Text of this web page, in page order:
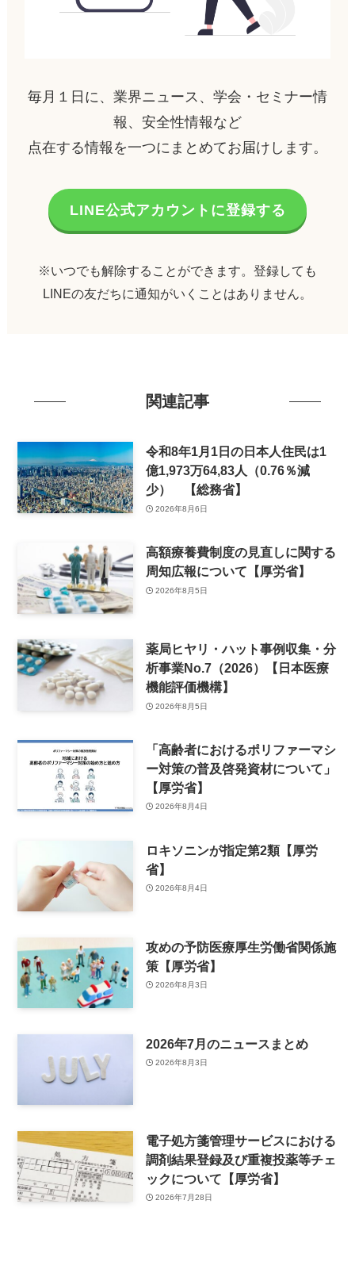
毎月１日に、業界ニュース、学会・セミナー情
報、安全性情報など
点在する情報を一つにまとめてお届けします。
LINE公式アカウントに登録する
※いつでも解除することができます。登録しても
LINEの友だちに通知がいくことはありません。
関連記事
令和8年1月1日の日本人住民は1
億1,973万64,83人（0.76％減
少） 【総務省】
2026年8月6日
高額療養費制度の見直しに関する
周知広報について【厚労省】
2026年8月5日
薬局ヒヤリ・ハット事例収集・分
析事業No.7（2026）【日本医療
機能評価機構】
2026年8月5日
「高齢者におけるポリファーマシ
ー対策の普及啓発資材について」
【厚労省】
2026年8月4日
ロキソニンが指定第2類【厚労
省】
2026年8月4日
攻めの予防医療厚生労働省関係施
策【厚労省】
2026年8月3日
2026年7月のニュースまとめ
2026年8月3日
電子処方箋管理サービスにおける
調剤結果登録及び重複投薬等チェ
ックについて【厚労省】
2026年7月28日